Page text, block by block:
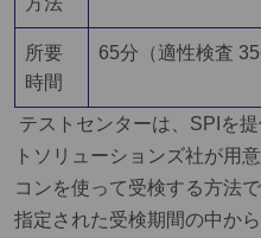
所要
時間
65分（適性検査
テストセンターは、SPIを
トソリューションズ社が用
コンを使って受検する方法で
指定された受検期間の中か